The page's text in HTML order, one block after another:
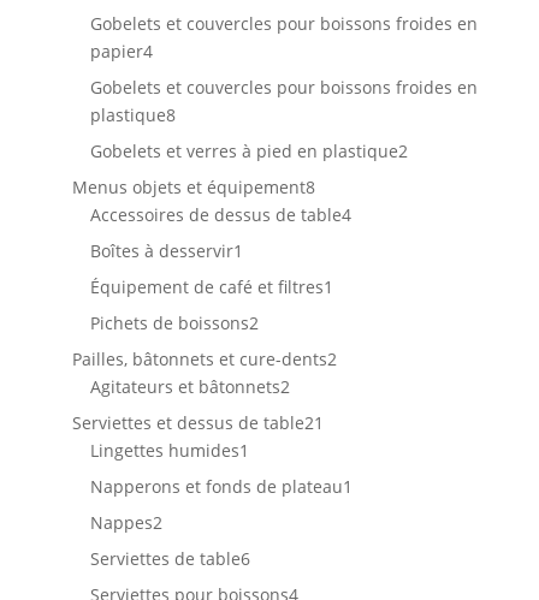
produits
Gobelets et couvercles pour boissons froides en
papier44
produits
Gobelets et couvercles pour boissons froides en
plastique88
produits
Gobelets et verres à pied en plastique22
Menus objets et équipement88
produits
Accessoires de dessus de table44
Boîtes à desservir1
produit
Équipement de café et filtres1
Pichets de boissons22
produits
Pailles, bâtonnets et cure-dents22
Agitateurs et bâtonnets22
produits
Serviettes et dessus de table21
Lingettes humides1
produit
Napperons et fonds de plateau1
Nappes22
produits
Serviettes de table66
produits
Serviettes pour boissons44